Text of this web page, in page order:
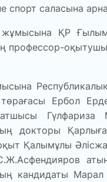
спорт саласына
ҚР Ғылым
профессор-
төрағасы Ербол
Гүлфариза
докторы
Қалымұлы
кандидаты Марал